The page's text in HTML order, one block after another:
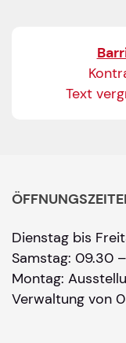
Text
Dienstag bis
Samstag: 09.30
Montag:
Verwaltung von